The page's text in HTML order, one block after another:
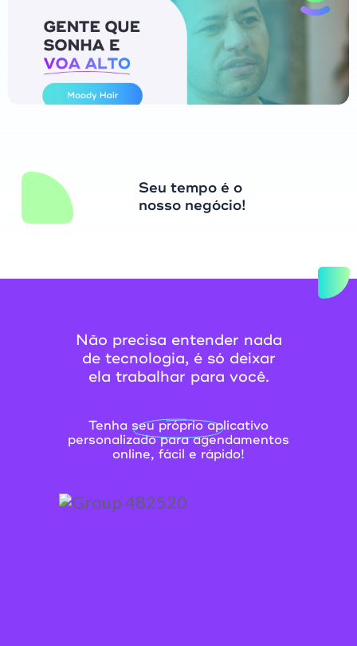
Seu tempo é o
nosso negócio!
Não precisa entender nada
de tecnologia, é só deixar
ela trabalhar para você.
Tenha seu próprio aplicativo
personalizado para agendamentos
online, fácil e rápido!